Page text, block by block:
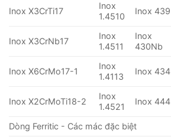
Inox X3CrTi17
Inox
1.4510
Inox 439
Inox X3CrNb17
Inox
1.4511
Inox
430Nb
Inox X6CrMo17-1
Inox
1.4113
Inox 434
Inox X2CrMoTi18-2
Inox
1.4521
Inox 444
Dòng Ferritic - Các mác đặc biệt